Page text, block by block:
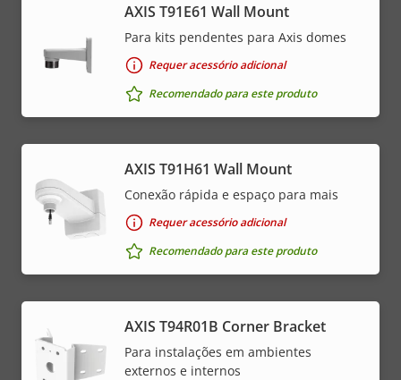
AXIS T91E61 Wall Mount
Para kits pendentes para Axis domes
Requer acessório adicional
Recomendado para este produto
AXIS T91H61 Wall Mount
Conexão rápida e espaço para mais
Requer acessório adicional
Recomendado para este produto
AXIS T94R01B Corner Bracket
Para instalações em ambientes
externos e internos